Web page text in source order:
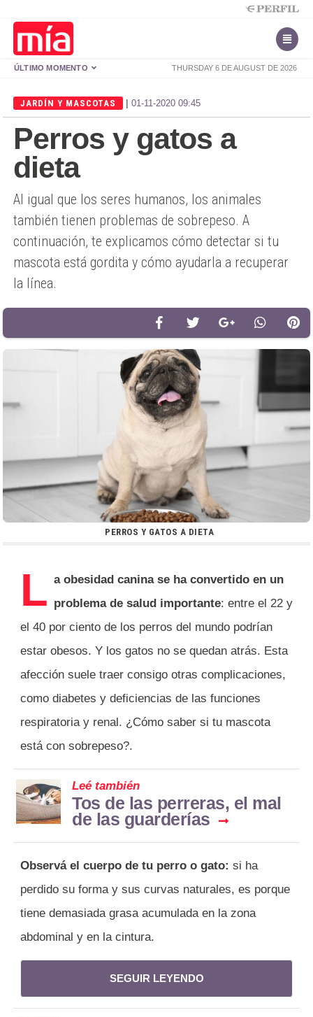
THURSDAY 6 DE AUGUST DE 2026
ÚLTIMO MOMENTO
JARDÍN Y MASCOTAS | 01-11-2020 09:45
Perros y gatos a
dieta
Al igual que los seres humanos, los animales
también tienen problemas de sobrepeso. A
continuación, te explicamos cómo detectar si tu
mascota está gordita y cómo ayudarla a recuperar
la línea.
PERROS Y GATOS A DIETA
L a obesidad canina se ha convertido en un
problema de salud importante: entre el 22 y
el 40 por ciento de los perros del mundo podrían
estar obesos. Y los gatos no se quedan atrás. Esta
afección suele traer consigo otras complicaciones,
como diabetes y deficiencias de las funciones
respiratoria y renal. ¿Cómo saber si tu mascota
está con sobrepeso?.
Leé también
Tos de las perreras, el mal
de las guarderías
Observá el cuerpo de tu perro o gato: si ha
perdido su forma y sus curvas naturales, es porque
tiene demasiada grasa acumulada en la zona
abdominal y en la cintura.
SEGUIR LEYENDO